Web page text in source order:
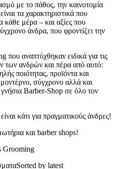
με το πάθος, την καινοτομία
τα χαρακτηριστικά που
κάθε μέρα – και αξίες που
άνδρα, που φροντίζει την
που αναπτύχθηκαν ειδικά για τις
των ανδρών και πέρα από αυτό:
ποιότητας, προϊόντα και
σύγχρονο αλλά και
Barber-Shop σε όλο τον
κάτι για πραγματικούς άνδρες!
και barber shops!
Grooming
Sorted by latest